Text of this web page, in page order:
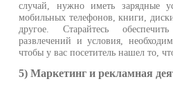
случай, нужно иметь зарядные
мобильных телефонов, книги,
другое. Старайтесь
развлечений и условия,
чтобы у вас посетитель нашел то,
5) Маркетинг и рекламная